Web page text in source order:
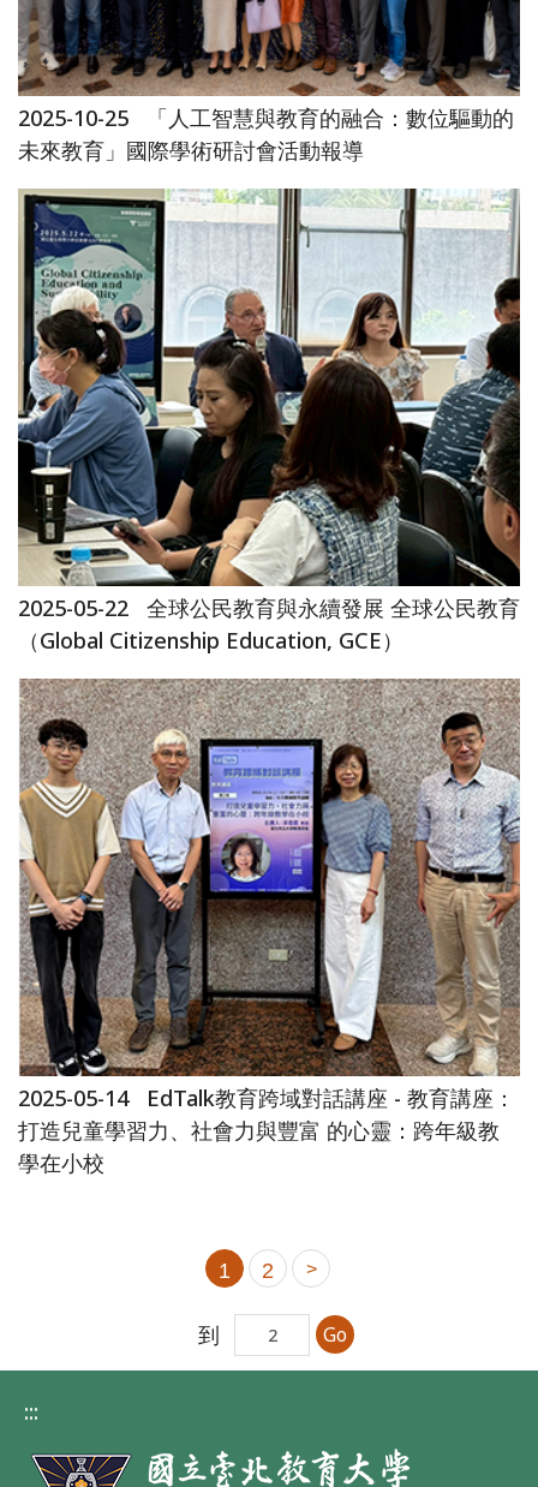
2025-10-25
「人工智慧與教育的融合：數位驅動的
未來教育」國際學術研討會活動報導
2025-05-22
全球公民教育與永續發展 全球公民教育
（Global Citizenship Education, GCE）
2025-05-14
EdTalk教育跨域對話講座 - 教育講座：
打造兒童學習力、社會力與豐富 的心靈：跨年級教
學在小校
1 2 >
到 Go
:::